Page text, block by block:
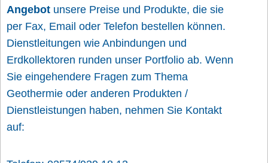
Angebot unsere Preise und Produkte, die sie
per Fax, Email oder Telefon bestellen können.
Dienstleitungen wie Anbindungen und
Erdkollektoren runden unser Portfolio ab. Wenn
Sie eingehendere Fragen zum Thema
Geothermie oder anderen Produkten /
Dienstleistungen haben, nehmen Sie Kontakt
auf: